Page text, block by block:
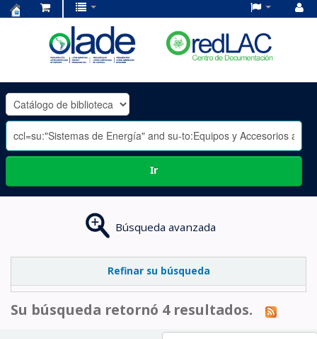
OLADE
-
Ir
Búsqueda avanzada
Refinar su búsqueda
Su búsqueda retornó 4 resultados.